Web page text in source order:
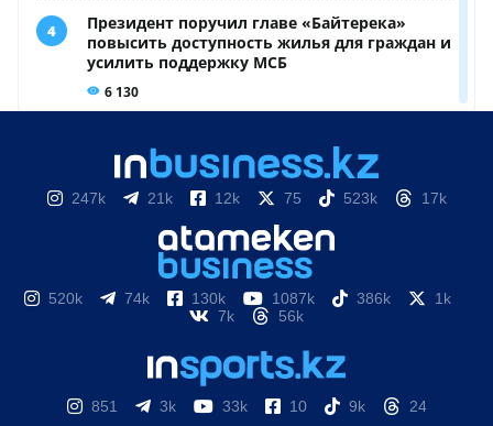
247k 21k 12k 75 523k 17k
520k 74k 130k 1087k 386k
1k
7k
56k
851 3k 33k 10 9k 24